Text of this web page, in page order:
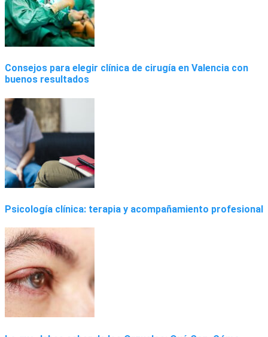
Consejos para elegir clínica de cirugía en Valencia con
buenos resultados
Psicología clínica: terapia y acompañamiento profesional